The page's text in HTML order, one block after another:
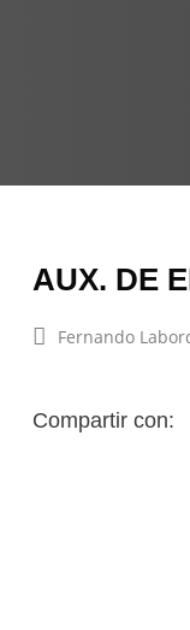
AUX. DE
Fernando
Compartir con: